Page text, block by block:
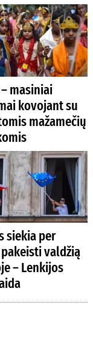
masiniai
kovojant su
mažamečių
siekia per
valdžią
– Lenkijos